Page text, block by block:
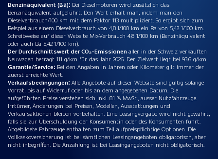
Benzinäquivalent (Bä): Bei Dieselmotoren wird zusätzlich das
Benzinäquivalent aufgeführt. Den Wert erhält man, indem man den
Dieselverbrauch/100 km mit dem Faktor 113 multipliziert. So ergibt sich zum
Beispiel aus einem Dieselverbrauch von 4,8 l/100 km ein Ba von 5,42 1/100 km.
Schreibweise auf dieser Website Mix-Verbrauch 4,8 1/100 km (Benzinäquivalent
oder auch Ba 5,42 1/100 km).
Der Durchschnittswert der CO₂-Emissionenaller in der Schweiz verkauften
Neuwagen beträgt 111 g/km für das Jahr 2026. Der Zielwert liegt bei 93.6 g/km.
Garantie/Service: Bei den Angaben in Jahren oder Kilometer gilt immer der
zuerst erreichte Wert.
Verkaufsbedingungen: Alle Angebote auf dieser Website sind gültig solange
Vorrat, bis auf Widerruf oder bis an dem angegebenen Datum. Die
aufgeführten Preise verstehen sich inkl. 8.1 % MwSt., ausser Nutzfahrzeuge.
Irrtümer, Änderungen bei Preisen, Modellen, Ausstattungen und
Verkaufsaktionen bleiben vorbehalten. Eine Leasingvergabe wird nicht gewährt,
falls sie zur Überschuldung der Konsumentin oder des Konsumenten führt.
Abgebildete Fahrzeuge enthalten zum Teil aufpreispflichtige Optionen. Die
Vollkaskoversicherung ist bei sämtlichen Leasingangeboten obligatorisch, aber
nicht inbegriffen. Die Anzahlung ist bei Leasingangeboten nicht obligatorisch.